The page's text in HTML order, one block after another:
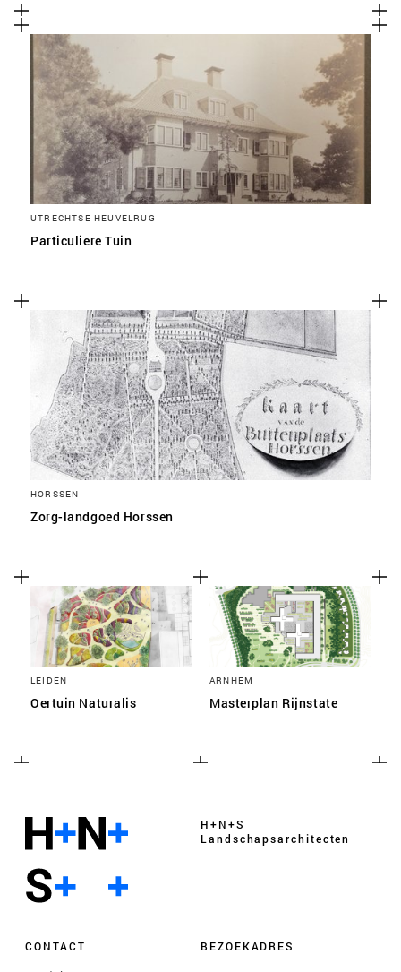
UTRECHTSE HEUVELRUG
Particuliere Tuin
HORSSEN
Zorg-landgoed Horssen
LEIDEN
Oertuin Naturalis
ARNHEM
Masterplan Rijnstate
H+N+S
Landschaps­architecten
CONTACT BEZOEKADRES